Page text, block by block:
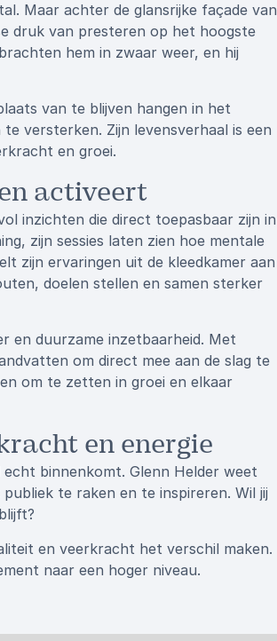
Maar achter de glansrijke façade van
druk van presteren op het hoogste
hem in zwaar weer, en hij
van te blijven hangen in het
versterken. Zijn levensverhaal is een
en groei.
activeert
inzichten die direct toepasbaar zijn in
zijn sessies laten zien hoe mentale
zijn ervaringen uit de kleedkamer aan
doelen stellen en samen sterker
en duurzame inzetbaarheid. Met
om direct mee aan de slag te
om te zetten in groei en elkaar
en energie
binnenkomt. Glenn Helder weet
te raken en te inspireren. Wil jij
en veerkracht het verschil maken.
naar een hoger niveau.